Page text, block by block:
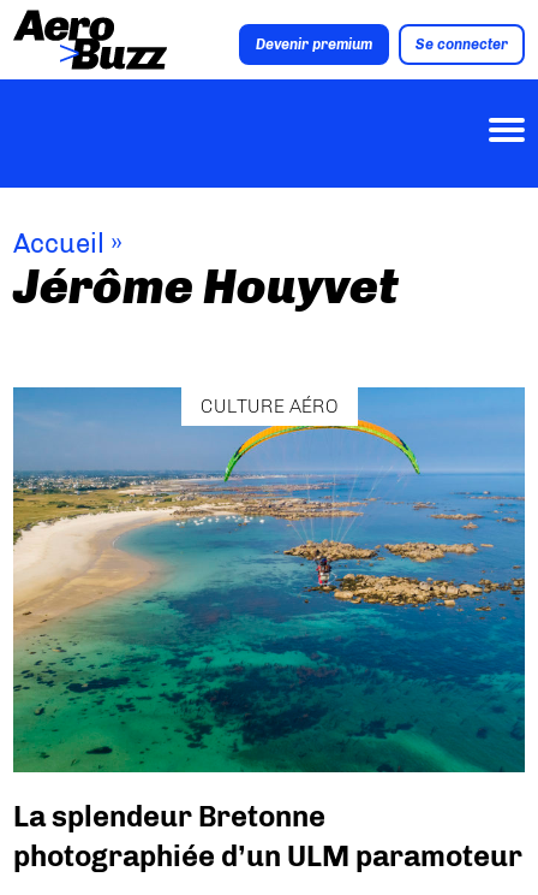
Devenir premium Se connecter
Accueil »
Jérôme Houyvet
CULTURE AÉRO
La splendeur Bretonne
photographiée d’un ULM paramoteur